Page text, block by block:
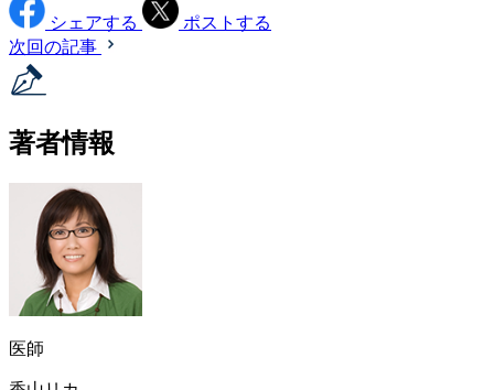
シェアする
ポストする
次回の記事
著者情報
医師